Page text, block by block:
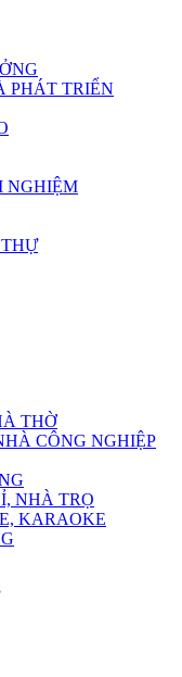
PHÁT TRIỂN
NGHIỆM
THỜ
CÔNG NGHIỆP
NHÀ TRỌ
KARAOKE